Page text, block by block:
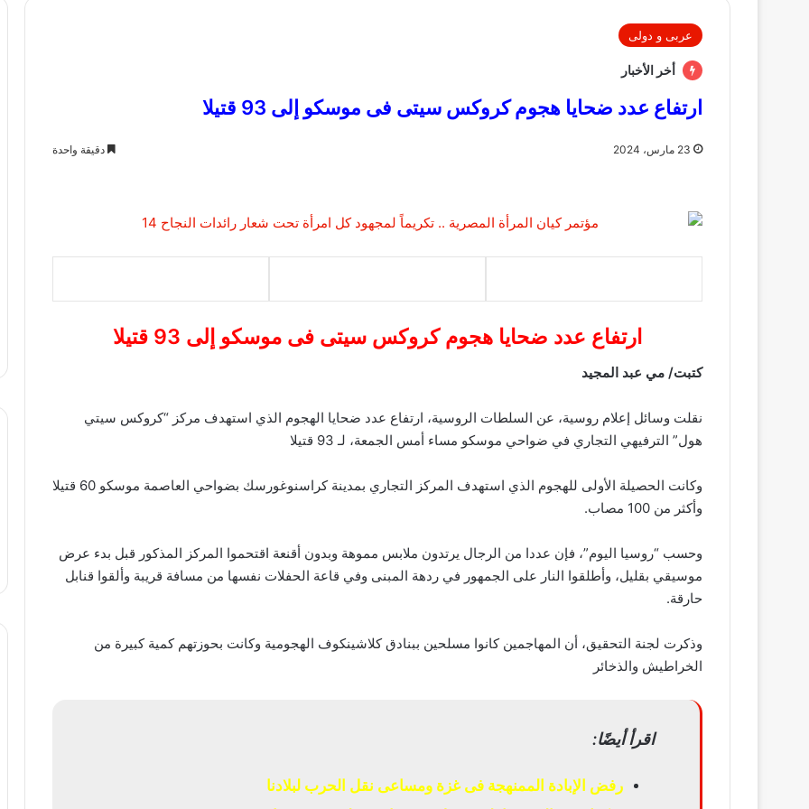
عربى و دولى
أخر الأخبار
ارتفاع عدد ضحايا هجوم كروكس سيتى فى موسكو إلى 93 قتيلا
23 مارس، 2024 دقيقة واحدة
ارتفاع عدد ضحايا هجوم كروكس سيتى فى موسكو إلى 93 قتيلا
كتبت/ مي عبد المجيد
نقلت وسائل إعلام روسية، عن السلطات الروسية، ارتفاع عدد ضحايا الهجوم الذي استهدف مركز “كروكس سيتي
هول” الترفيهي التجاري في ضواحي موسكو مساء أمس الجمعة، لـ 93 قتيلا
وكانت الحصيلة الأولى للهجوم الذي استهدف المركز التجاري بمدينة كراسنوغورسك بضواحي العاصمة موسكو 60 قتيلا
وأكثر من 100 مصاب.
وحسب “روسيا اليوم”، فإن عددا من الرجال يرتدون ملابس مموهة وبدون أقنعة اقتحموا المركز المذكور قبل بدء عرض
موسيقي بقليل، وأطلقوا النار على الجمهور في ردهة المبنى وفي قاعة الحفلات نفسها من مسافة قريبة وألقوا قنابل
حارقة.
وذكرت لجنة التحقيق، أن المهاجمين كانوا مسلحين ببنادق كلاشينكوف الهجومية وكانت بحوزتهم كمية كبيرة من
الخراطيش والذخائر
اقرأ أيضًا:
رفض الإبادة الممنهجة فى غزة ومساعى نقل الحرب لبلادنا